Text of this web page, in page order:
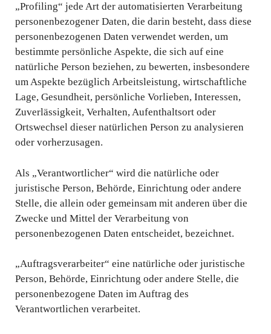
„Profiling“ jede Art der automatisierten Verarbeitung
personenbezogener Daten, die darin besteht, dass diese
personenbezogenen Daten verwendet werden, um
bestimmte persönliche Aspekte, die sich auf eine
natürliche Person beziehen, zu bewerten, insbesondere
um Aspekte bezüglich Arbeitsleistung, wirtschaftliche
Lage, Gesundheit, persönliche Vorlieben, Interessen,
Zuverlässigkeit, Verhalten, Aufenthaltsort oder
Ortswechsel dieser natürlichen Person zu analysieren
oder vorherzusagen.
Als „Verantwortlicher“ wird die natürliche oder
juristische Person, Behörde, Einrichtung oder andere
Stelle, die allein oder gemeinsam mit anderen über die
Zwecke und Mittel der Verarbeitung von
personenbezogenen Daten entscheidet, bezeichnet.
„Auftragsverarbeiter“ eine natürliche oder juristische
Person, Behörde, Einrichtung oder andere Stelle, die
personenbezogene Daten im Auftrag des
Verantwortlichen verarbeitet.